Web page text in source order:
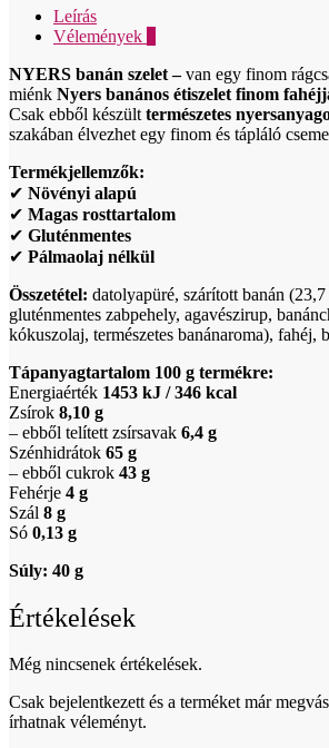
mennyiség
Leírás
Vélemények
NYERS banán szelet –van egy finom
miénk Nyers banános étiszelet finom
Csak ebből készült természetes
szakában élvezhet egy finom és tápláló
Termékjellemzők:
✔ Növényi alapú
✔ Magas rosttartalom
✔ Gluténmentes
✔ Pálmaolaj nélkül
Összetétel: datolyapüré, szárított banán
gluténmentes zabpehely, agavészirup,
kókuszolaj, természetes banánaroma), fahéj,
Tápanyagtartalom 100 g termékre:
Energiaérték 1453 kJ / 346 kcal
Zsírok 8,10 g
– ebből telített zsírsavak 6,4 g
Szénhidrátok 65 g
– ebből cukrok 43 g
Fehérje 4 g
Szál 8 g
Só 0,13 g
Súly: 40 g
Értékelések
Még nincsenek értékelések.
Csak bejelentkezett és a terméket már
írhatnak véleményt.